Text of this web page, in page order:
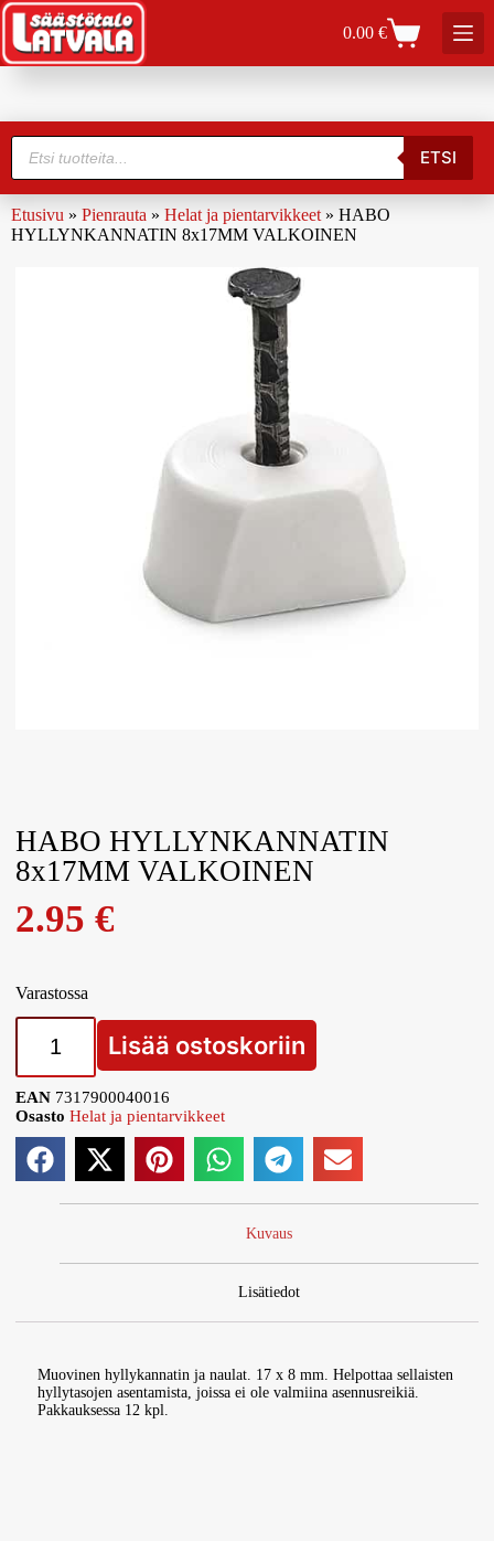
0.00€
ETSI
Etusivu » Pienrauta » Helat ja pientarvikkeet » HABO
HYLLYNKANNATIN 8x17MM VALKOINEN
HABO HYLLYNKANNATIN
8x17MM VALKOINEN
2.95€
Varastossa
Lisää ostoskoriin
EAN 7317900040016
Osasto Helat ja pientarvikkeet
Kuvaus
Lisätiedot
Muovinen hyllykannatin ja naulat. 17 x 8 mm. Helpottaa sellaisten
hyllytasojen asentamista, joissa ei ole valmiina asennusreikiä.
Pakkauksessa 12 kpl.